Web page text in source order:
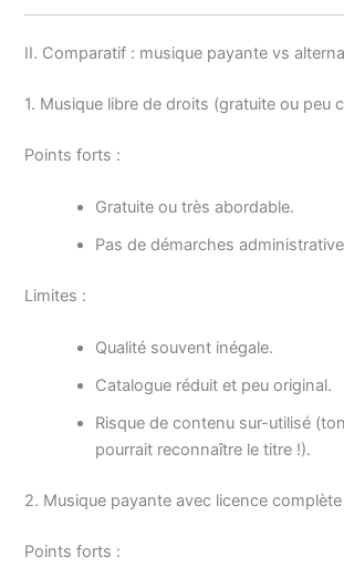
II. Comparatif : musique payante vs
1. Musique libre de droits (gratuite ou peu
Points forts :
Gratuite ou très abordable.
Pas de démarches
Limites :
Qualité souvent inégale.
Catalogue réduit et peu original.
Risque de contenu sur-utilisé
pourrait reconnaître le titre !).
2. Musique payante avec licence complète
Points forts :